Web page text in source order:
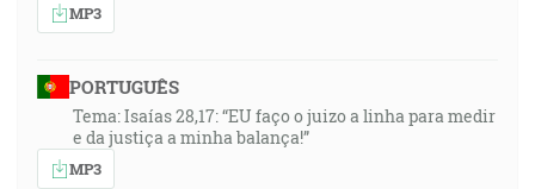
MP3
PORTUGUÊS
Tema: Isaías 28,17: “EU faço o juizo a linha para medir
e da justiça a minha balança!”
MP3